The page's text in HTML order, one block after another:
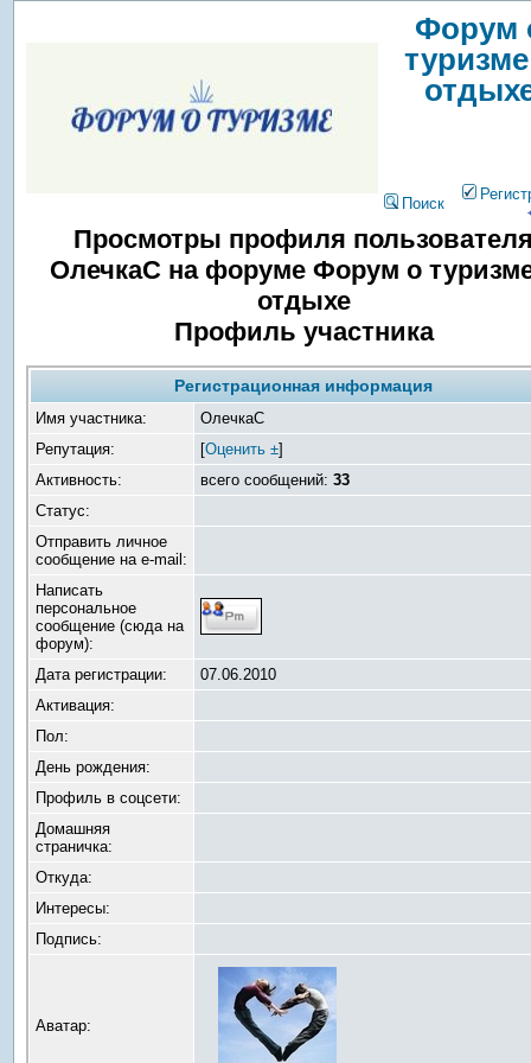
Форум
Поиск
Просмотры профиля
ОлечкаС на форуме Форум о
отдыхе
Профиль участника
Регистрационная информация
Имя участника:
ОлечкаС
Репутация:
[Оценить ±]
Активность:
всего сообщений:33
Статус:
Отправить личное
сообщение на e-mail:
Написать
персональное
сообщение (сюда на
форум):
Дата регистрации:
07.06.2010
Активация:
Пол:
День рождения:
Профиль в соцсети:
Домашняя
страничка:
Откуда:
Интересы:
Подпись:
Аватар: